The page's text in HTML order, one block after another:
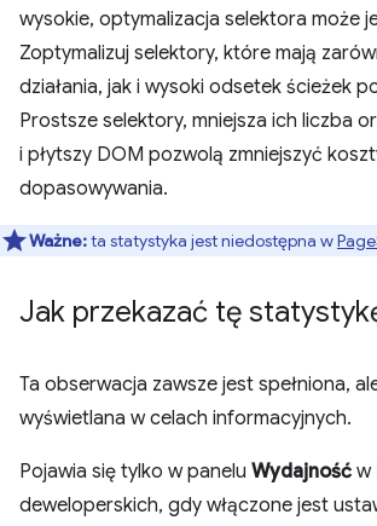
wysokie, optymalizacja selektora może
Zoptymalizuj selektory, które mają
działania, jak i wysoki odsetek ścieżek
Prostsze selektory, mniejsza ich liczba
i płytszy DOM pozwolą zmniejszyć
dopasowywania.
Ważne:ta statystyka jest niedostępna w
Jak przekazać tę
Ta obserwacja zawsze jest spełniona,
wyświetlana w celach informacyjnych.
Pojawia się tylko w panelu Wydajność w
deweloperskich, gdy włączone jest